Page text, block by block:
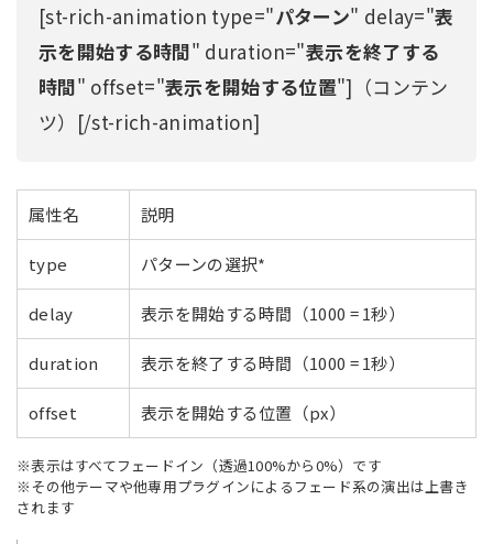
[st-rich-animation type="パターン" delay="表
示を開始する時間" duration="表示を終了する
時間" offset="表示を開始する位置"]（コンテン
ツ）[/st-rich-animation]
属性名 説明
type パターンの選択*
delay 表示を開始する時間（1000 = 1秒）
duration 表示を終了する時間（1000 = 1秒）
offset 表示を開始する位置（px）
※表示はすべてフェードイン（透過100%から0%）です
※その他テーマや他専用プラグインによるフェード系の演出は上書き
されます